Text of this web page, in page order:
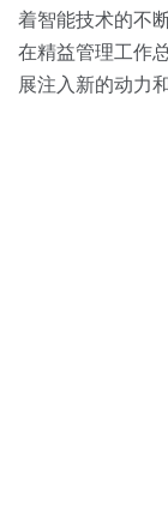
着智能技术的不
在精益管理工作
展注入新的动力